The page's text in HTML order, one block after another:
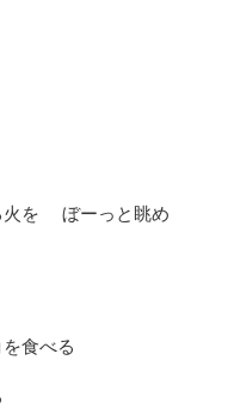
火を ぼーっと眺め
食べる